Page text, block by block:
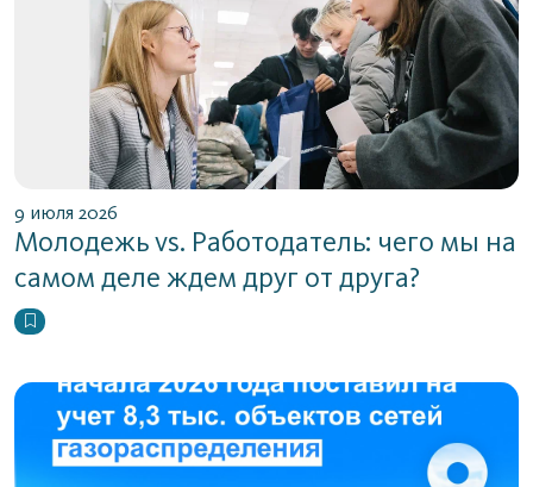
9 июля 2026
Молодежь vs. Работодатель: чего мы на
самом деле ждем друг от друга?